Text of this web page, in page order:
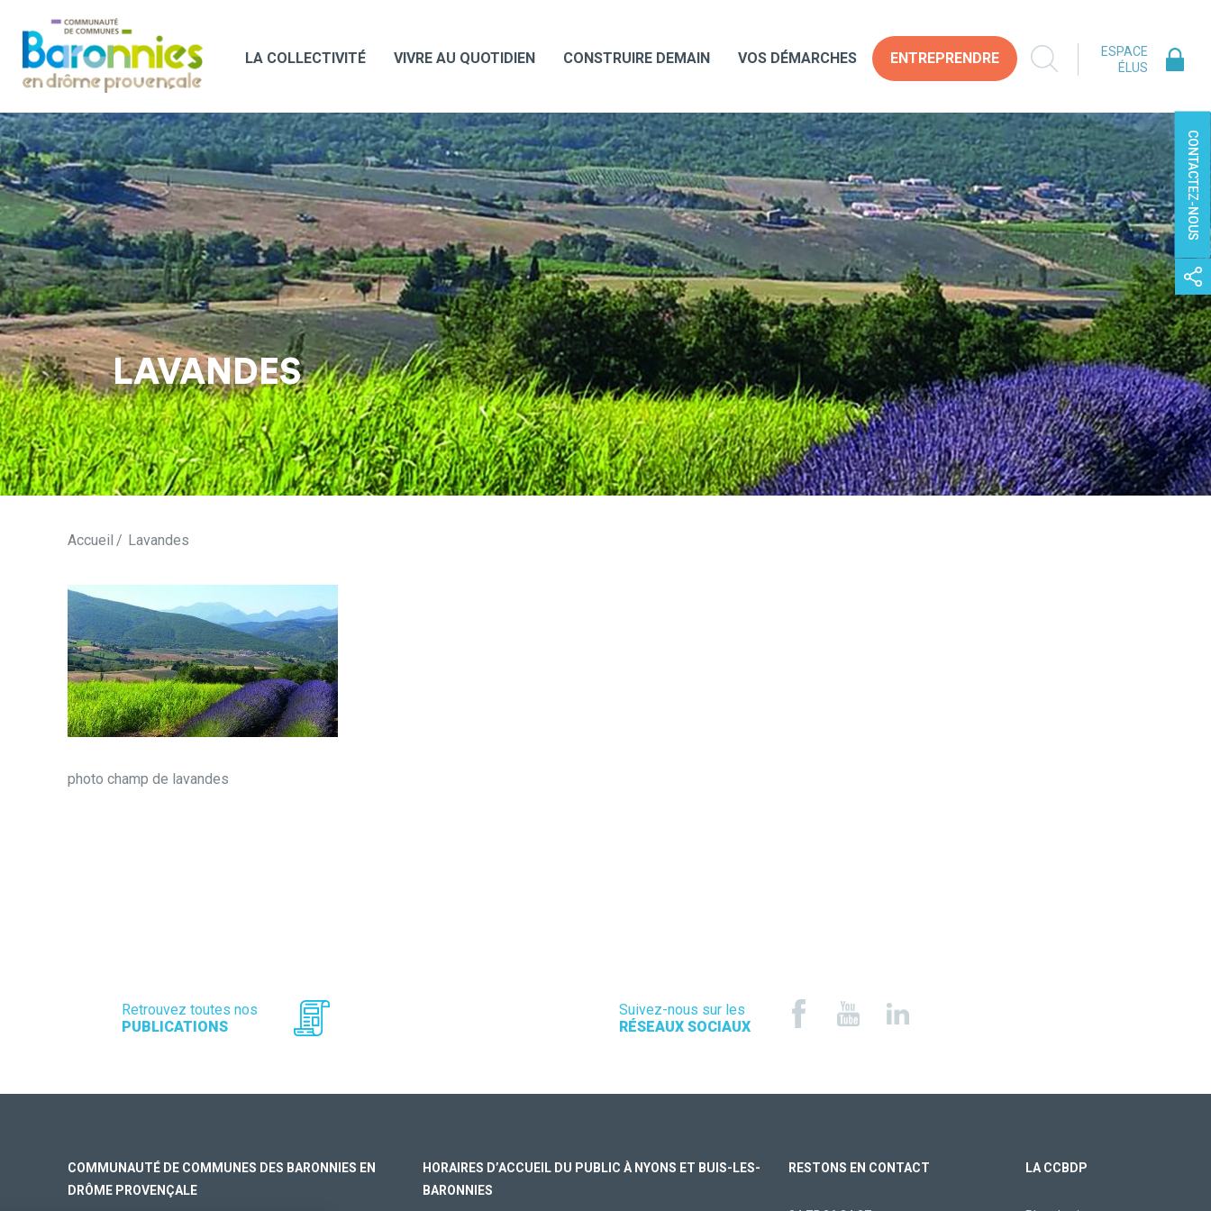
LA COLLECTIVITÉ VIVRE AU QUOTIDIEN CONSTRUIRE DEMAIN VOS DÉMARCHES ENTREPRENDRE
ESPACE
ÉLUS
CONTACTEZ-NOUS
LAVANDES
Accueil Lavandes
photo champ de lavandes
Retrouvez toutes nos
PUBLICATIONS
Suivez-nous sur les
RÉSEAUX SOCIAUX
COMMUNAUTÉ DE COMMUNES DES BARONNIES EN
DRÔME PROVENÇALE
HORAIRES D’ACCUEIL DU PUBLIC À NYONS ET BUIS-LES-
BARONNIES
RESTONS EN CONTACT LA CCBDP